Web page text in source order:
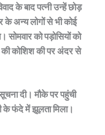
के बाद पत्नी उन्हें छोड़
अन्य लोगों से भी कोई
को पड़ोसियों को
कोशिश की पर अंदर से
दी। मौके पर पहुंची
के फंदे में झूलता मिला।